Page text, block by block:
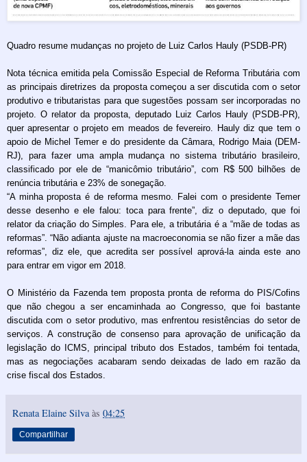
Quadro resume mudanças no projeto de Luiz Carlos Hauly (PSDB-PR)
Nota técnica emitida pela Comissão Especial de Reforma Tributária com
as principais diretrizes da proposta começou a ser discutida com o setor
produtivo e tributaristas para que sugestões possam ser incorporadas no
projeto. O relator da proposta, deputado Luiz Carlos Hauly (PSDB-PR),
quer apresentar o projeto em meados de fevereiro. Hauly diz que tem o
apoio de Michel Temer e do presidente da Câmara, Rodrigo Maia (DEM-
RJ), para fazer uma ampla mudança no sistema tributário brasileiro,
classificado por ele de “manicômio tributário”, com R$ 500 bilhões de
renúncia tributária e 23% de sonegação.
“A minha proposta é de reforma mesmo. Falei com o presidente Temer
desse desenho e ele falou: toca para frente”, diz o deputado, que foi
relator da criação do Simples. Para ele, a tributária é a “mãe de todas as
reformas”. “Não adianta ajuste na macroeconomia se não fizer a mãe das
reformas”, diz ele, que acredita ser possível aprová-la ainda este ano
para entrar em vigor em 2018.
O Ministério da Fazenda tem proposta pronta de reforma do PIS/Cofins
que não chegou a ser encaminhada ao Congresso, que foi bastante
discutida com o setor produtivo, mas enfrentou resistências do setor de
serviços. A construção de consenso para aprovação de unificação da
legislação do ICMS, principal tributo dos Estados, também foi tentada,
mas as negociações acabaram sendo deixadas de lado em razão da
crise fiscal dos Estados.
Renata Elaine Silva às 04:25
Compartilhar